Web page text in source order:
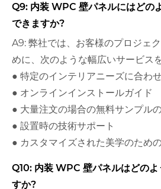
Q9: 内装 WPC 壁パネルにはどの
できますか?
A9: 弊社では、お客様のプロジェ
めに、次のような幅広いサービス
● 特定のインテリアニーズに合わ
● オンラインインストールガイド
● 大量注文の場合の無料サンプル
● 設置時の技術サポート
● カスタマイズされた美学のため
Q10: 内装 WPC 壁パネルはどの
すか?